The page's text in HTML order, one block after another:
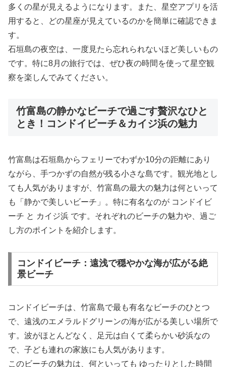
多くの星が見えるようになります。また、星空アプリを活
用すると、どの星座が見えているのかを簡単に確認できま
す。
石垣島の夜空は、一度見たら忘れられないほど美しいもの
です。特に8月の旅行では、ぜひ夜の時間を使って星空観
察を楽しんでみてください。
竹富島の静かなビーチで過ごす贅沢なひと
とき！コンドイビーチ＆カイジ浜の魅力
竹富島は石垣島からフェリーでわずか10分の距離にあり
ながら、手つかずの自然が残る小さな島です。観光地とし
ても人気がありますが、竹富島の最大の魅力は何といって
も「静かで美しいビーチ」。特に有名なのが コンドイビ
ーチ と カイジ浜 です。それぞれのビーチの魅力や、過ご
し方のポイントを紹介します。
コンドイビーチ：遠浅で穏やかな海が広がる絶
景ビーチ
コンドイビーチは、竹富島で最も有名なビーチのひとつ
で、遠浅のエメラルドグリーンの海が広がる美しい場所で
す。波がほとんどなく、足元は白くて柔らかい砂浜なの
で、子ども連れの家族にも人気があります。
このビーチの魅力は、何といっても ゆったりとした時間